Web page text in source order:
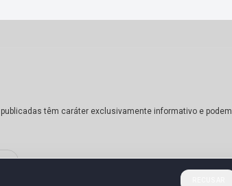
têm caráter exclusivamente informativo e podem